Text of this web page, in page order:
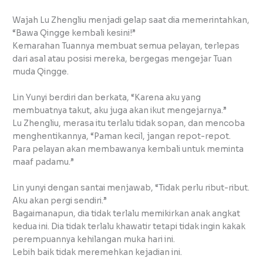
Wajah Lu Zhengliu menjadi gelap saat dia memerintahkan,
“Bawa Qingge kembali kesini!”
Kemarahan Tuannya membuat semua pelayan, terlepas
dari asal atau posisi mereka, bergegas mengejar Tuan
muda Qingge.
Lin Yunyi berdiri dan berkata, “Karena aku yang
membuatnya takut, aku juga akan ikut mengejarnya.”
Lu Zhengliu, merasa itu terlalu tidak sopan, dan mencoba
menghentikannya, “Paman kecil, jangan repot-repot.
Para pelayan akan membawanya kembali untuk meminta
maaf padamu.”
Lin yunyi dengan santai menjawab, “Tidak perlu ribut-ribut.
Aku akan pergi sendiri.”
Bagaimanapun, dia tidak terlalu memikirkan anak angkat
kedua ini. Dia tidak terlalu khawatir tetapi tidak ingin kakak
perempuannya kehilangan muka hari ini.
Lebih baik tidak meremehkan kejadian ini.